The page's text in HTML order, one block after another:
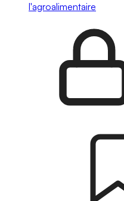
l'agroalimentaire